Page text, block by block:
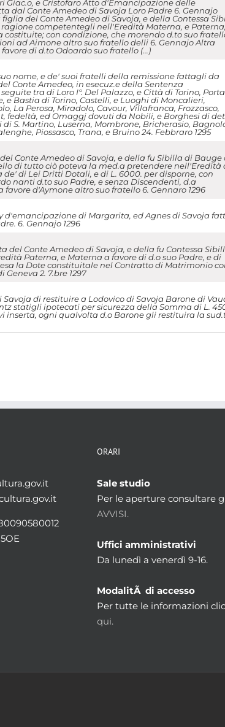
Giac.o, e Cristofaro Atto d'Emancipazione delle
dal Conte Amedeo di Savoja Loro Padre 6. Gennajo
del Conte Amedeo di Savoja, e della Contessa
competentegli nell'Eredità Materna, e Paterna,
con condizione, che morendo d.to suo
ad Aimone altro suo fratello delli 6. Gennajo Altra
di d.to Odoardo suo fratello (...)
nome, e de' suoi fratelli della remissione fattagli da
Conte Amedeo, in esecuz.e della Sentenza
tra di Loro I°. Del Palazzo, e Città di Torino, Porta
e Bastia di Torino, Castelli, e Luoghi di Moncalieri,
La Perosa, Miradolo, Cavour, Villafranca, Frozzasco,
fedeltà, ed Omaggj dovuti da Nobili, e Borghesi di
S. Martino, Luserna, Mombrone, Bricherasio,
Piossasco, Trana, e Bruino 24. Febbraro 1295
Conte Amedeo di Savoja, e della fu Sibilla di Bauge
di tutto ciò poteva la med.a pretendere nell'Eredità
di Lei Dritti Dotali, e di L. 6000. per disporne, con
nanti d.to suo Padre, e senza Discendenti, d.a
d'Aymone altro suo fratello 6. Gennaro 1296
d'emancipazione di Margarita, ed Agnes di Savoja
6. Gennajo 1296
del Conte Amedeo di Savoja, e della fu Contessa
Paterna, e Materna a favore di d.o suo Padre, e di
la Dote constituitale nel Contratto di Matrimonio
2. 7.bre 1297
di restituire a Lodovico di Savoja Barone di
statigli ipotecati per sicurezza della Somma di L.
inserta, ogni qualvolta d.o Barone gli restituira la
ORARI
Sale studio
Per le aperture consultare
AVVISI.
Uffici amministrativi
Da lunedì a venerdì 9-16.
ModalitÃ di accesso
Per tutte le informazioni
qui.